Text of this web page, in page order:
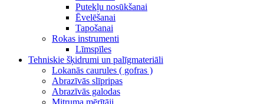
Putekļu nosūkšanai
Ēvelēšanai
Tapošanai
Rokas instrumenti
Līmspīles
Tehniskie šķidrumi un palīgmateriāli
Lokanās caurules ( gofras )
Abrazīvās slīpripas
Abrazīvās galodas